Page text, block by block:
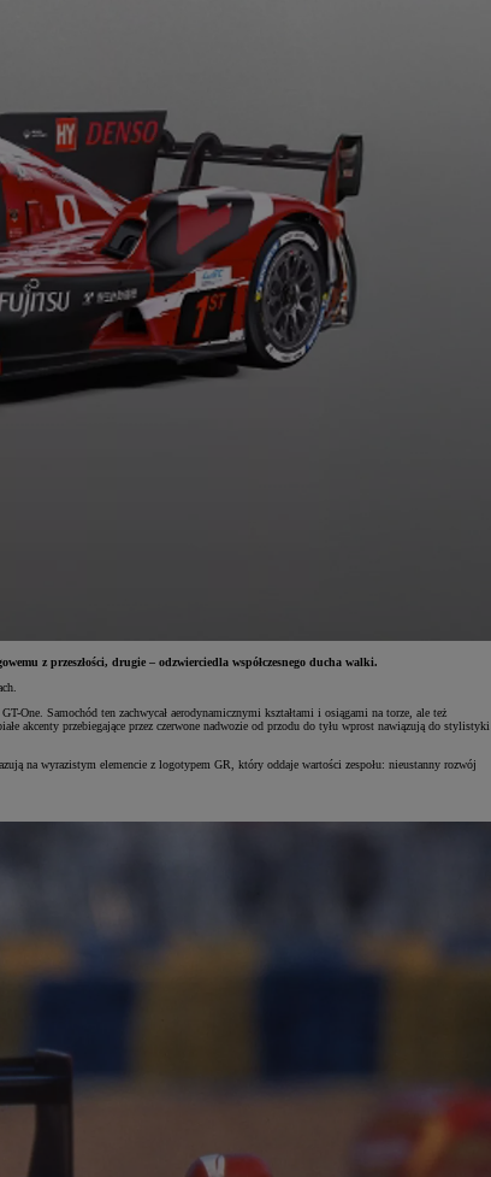
z przeszłości, drugie – odzwierciedla współczesnego ducha walki.
One. Samochód ten zachwycał aerodynamicznymi kształtami i osiągami na torze, ale też
akcenty przebiegające przez czerwone nadwozie od przodu do tyłu wprost nawiązują do stylistyki
na wyrazistym elemencie z logotypem GR, który oddaje wartości zespołu: nieustanny rozwój